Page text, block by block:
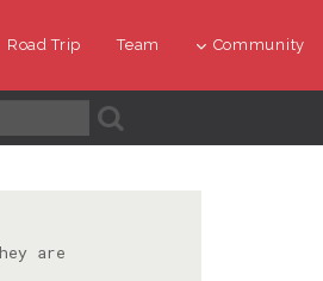
Road Trip Team Community
A